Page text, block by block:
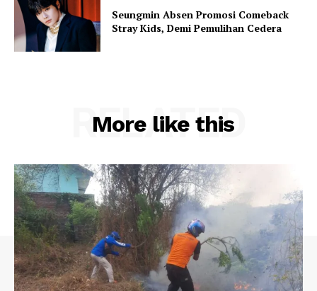
Seungmin Absen Promosi Comeback
Stray Kids, Demi Pemulihan Cedera
More like this
RELATED